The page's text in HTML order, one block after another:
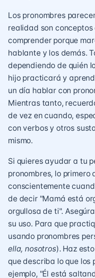
Los pronombres
realidad son
comprender porque
hablante y los demás.
dependiendo de quién
hijo practicará y
un día hablar con
Mientras tanto,
de vez en cuando,
con verbos y otros
mismo.
Si quieres ayudar a tu
pronombres, lo primero
conscientemente
de decir "Mamá está
orgullosa de ti".
su uso. Para que
usando pronombres
ella, nosotros). Haz
que describa lo que los
ejemplo, "Él está